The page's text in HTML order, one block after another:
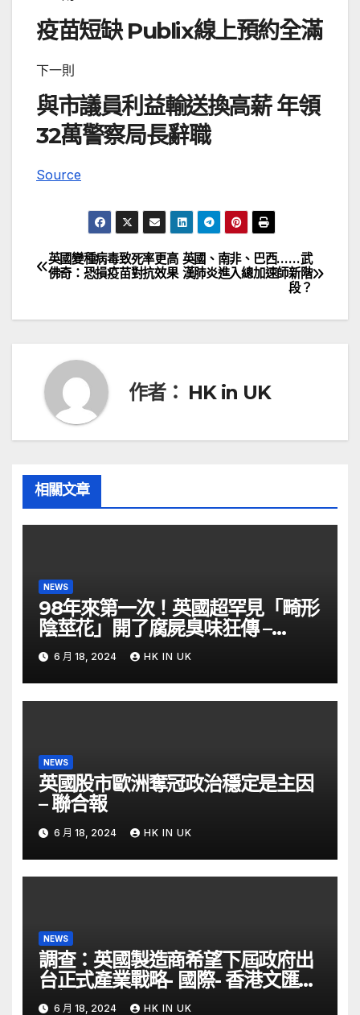
疫苗短缺 Publix線上預約全滿
下一則
與市議員利益輸送換高薪 年領
32萬警察局長辭職
Source
文
覽
英國、南非、巴西……武
漢肺炎進入總加速師新階
段？
英國變種病毒致死率更高
佛奇：恐損疫苗對抗效果
作者： HK in UK
相關文章
NEWS
98年來第一次！英國超罕見「畸形
陰莖花」開了腐屍臭味狂傳 –
ETtoday
6 月 18, 2024 HK IN UK
NEWS
英國股市歐洲奪冠政治穩定是主因
– 聯合報
6 月 18, 2024 HK IN UK
NEWS
調查：英國製造商希望下屆政府出
台正式產業戰略- 國際- 香港文匯網
– 文匯報
6 月 18, 2024 HK IN UK